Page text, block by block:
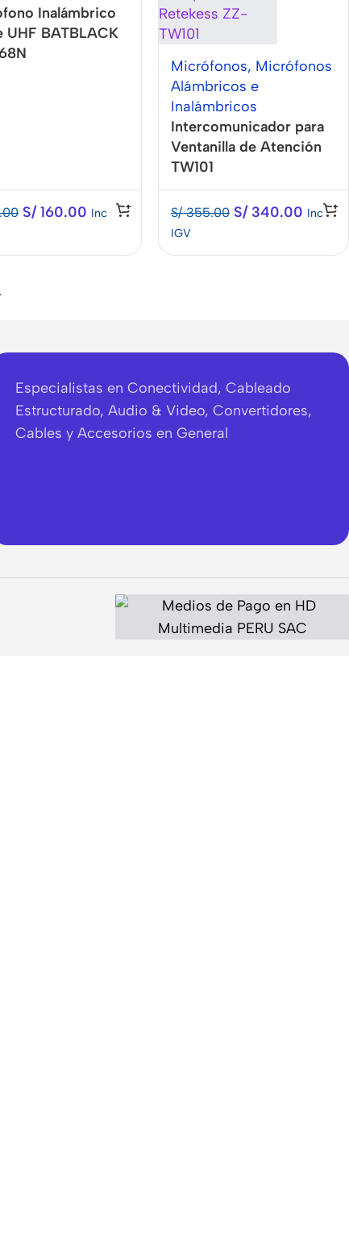
Inalámbrico
UHF BATBLACK
S/160.00 Inc
Micrófonos, Micrófonos
Alámbricos e
Inalámbricos
Intercomunicador para
Ventanilla de Atención
TW101
S/355.00 S/340.00 Inc
IGV
Especialistas en Conectividad, Cableado
Estructurado, Audio & Video, Convertidores,
Cables y Accesorios en General